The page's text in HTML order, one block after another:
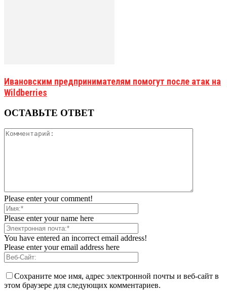
Ивановским предпринимателям помогут после атак на
Wildberries
ОСТАВЬТЕ ОТВЕТ
Please enter your comment!
Please enter your name here
You have entered an incorrect email address!
Please enter your email address here
Сохраните мое имя, адрес электронной почты и веб-сайт в
этом браузере для следующих комментариев.